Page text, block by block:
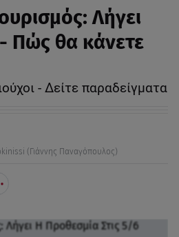
Λήγει
Πώς θα κάνετε
- Δείτε παραδείγματα
(Γιάννης Παναγόπουλος)